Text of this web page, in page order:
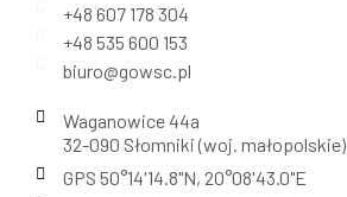
+48 607 178 304
+48 535 600 153
biuro@gowsc.pl
Waganowice 44a
32-090 Słomniki (woj. małopolskie)
GPS 50°14'14.8"N, 20°08'43.0"E